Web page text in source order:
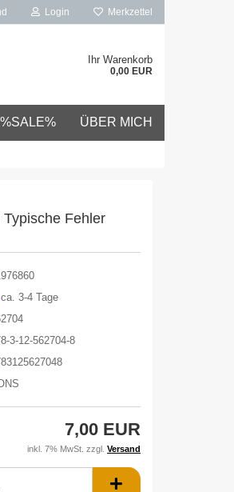
Login Merkzettel
Ihr Warenkorb
0,00 EUR
%SALE% ÜBER MICH
Fehler
ca. 3-4 Tage
3-12-562704-8
7,00 EUR
inkl. 7% MwSt. zzgl. Versand